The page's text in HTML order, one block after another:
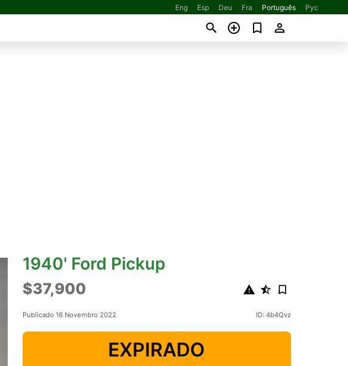
Eng Esp Deu Fra Português Рус
1940' Ford Pickup
$37,900
Publicado 16 Novembro 2022 ID: 4b4Qvz
EXPIRADO